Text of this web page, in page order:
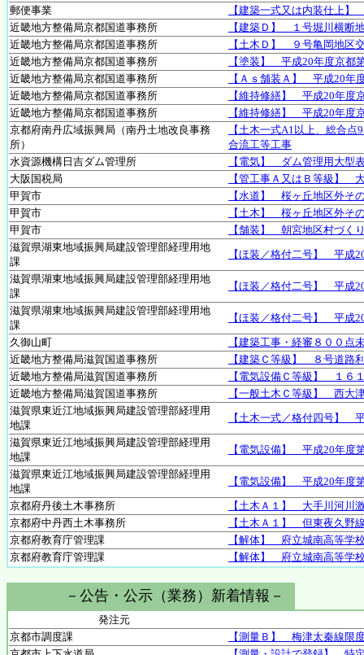
郵便事業
【建築一式又は内装仕上
近畿地方整備局京都国道事務所
【建築Ｄ】 １号堀川横断
近畿地方整備局京都国道事務所
【土木Ｄ】 ９号亀岡地区
近畿地方整備局京都国道事務所
【塗装】 平成20年度京都
近畿地方整備局京都国道事務所
【Ａｓ舗装Ａ】 平成20年
近畿地方整備局京都国道事務所
【維持修繕】 平成20年度
近畿地方整備局京都国道事務所
【維持修繕】 平成20年度
京都府南丹広域振興局（南丹土地改良事務
所）
【土木一式A1以上、総合
合流工等工事
水資源機構日吉ダム管理所
【電気】 ダム管理用大型
大阪国税局
【管工事Ａ又はＢ等級】
甲賀市
【水道】 桜ヶ丘地区外そ
甲賀市
【土木】 桜ヶ丘地区外そ
甲賀市
【舗装】 朝宮地区村づく
滋賀県湖東地域振興局建設管理部経理用地
課
【ほ装／格付二号】 平成
滋賀県湖東地域振興局建設管理部経理用地
課
【ほ装／格付二号】 平成
滋賀県湖東地域振興局建設管理部経理用地
課
【ほ装／格付二号】 平成
久御山町
【建築工事・経審８００
近畿地方整備局滋賀国道事務所
【建築Ｃ等級】 ８号道路
近畿地方整備局滋賀国道事務所
【電気設備Ｃ等級】 １６
近畿地方整備局滋賀国道事務所
【一般土木Ｃ等級】 西大
滋賀県東近江地域振興局建設管理部経理用
地課
【土木一式／格付四号】
滋賀県東近江地域振興局建設管理部経理用
地課
【電気設備】 平成20年度
滋賀県東近江地域振興局建設管理部経理用
地課
【電気設備】 平成20年度
京都府丹後土木事務所
【土木Ａ１】 大手川河川
京都府中丹西土木事務所
【土木Ａ１】 但東夜久野
京都府教育庁管理課
【解体】 府立城南高等学
京都府教育庁管理課
【解体】 府立城南高等学
－公告・公示（業務）新着情報－
発注元
京都市調度課
【測量Ｂ】 梅津太秦線限